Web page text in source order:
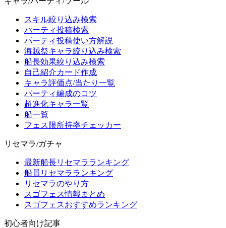
スキル絞り込み検索
パーティ投稿検索
パーティ投稿使い方解説
海賊祭キャラ絞り込み検索
船長効果絞り込み検索
自己紹介カード作成
キャラ評価点/当たり一覧
パーティ編成のコツ
超進化キャラ一覧
船一覧
フェス限所持率チェッカー
リセマラ/ガチャ
最新船長リセマラランキング
船員リセマラランキング
リセマラのやり方
スゴフェス情報まとめ
スゴフェスおすすめランキング
初心者向け記事